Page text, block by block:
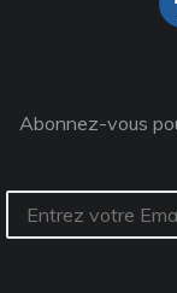
Abonnez-vous